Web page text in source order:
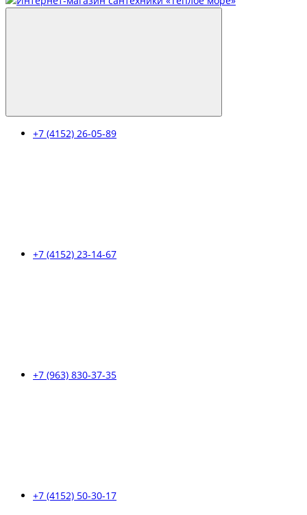
+7 (4152) 26-05-89
+7 (4152) 23-14-67
+7 (963) 830-37-35
+7 (4152) 50-30-17